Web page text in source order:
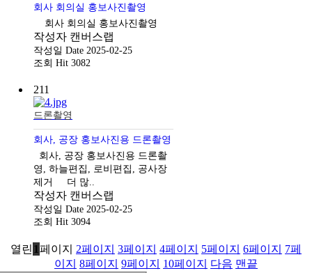
회사 회의실 홍보사진촬영
회사 회의실 홍보사진촬영
작성자 캔버스랩
작성일 Date 2025-02-25
조회 Hit 3082
211
드론촬영
회사, 공장 홍보사진용 드론촬영
회사, 공장 홍보사진용 드론촬
영, 하늘편집, 로비편집, 공사장
제거 더 많..
작성자 캔버스랩
작성일 Date 2025-02-25
조회 Hit 3094
열린 1 페이지 2페이지 3페이지 4페이지 5페이지 6페이지 7페
이지 8페이지 9페이지 10페이지 다음 맨끝